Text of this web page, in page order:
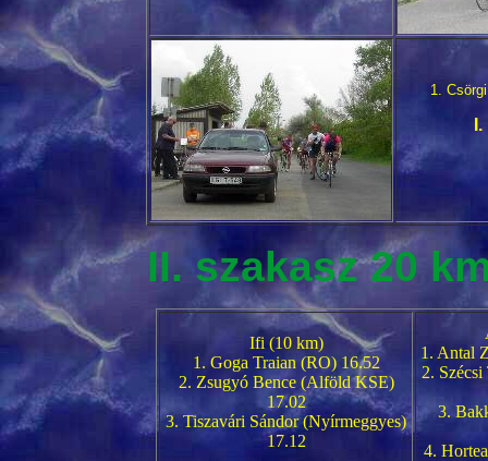
1.
II. szakasz 20
Ifi (10 km)
1. Goga Traian (RO) 16.52
2. Zsugyó Bence (Alföld KSE)
17.02
3. Tiszavári Sándor (Nyírmeggyes)
17.12
1. Antal
2.
3.
4.